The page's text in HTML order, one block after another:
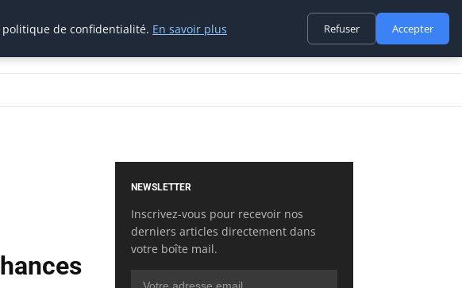
NEWSLETTER
Inscrivez-vous pour recevoir nos
derniers articles directement dans
votre boîte mail.
politique de confidentialité. En savoir plus Refuser Accepter